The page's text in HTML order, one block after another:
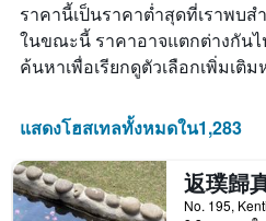
จำนวน
ดาว
แผนภูมิ
มี
Y
1
แกน
แสดง
ราคา
แผนภูมิ
มี
แกน
แกน
จำนวน
วัน
ก่อน
ราคานี้เป็นราคาต่ำสุดที่เราพบส
ในขณะนี้ ราคาอาจแตกต่างกัน
ค้นหาเพื่อเรียกดูตัวเลือกเพิ่มเ
แสดงโฮสเทลทั้งหมดใน1,283